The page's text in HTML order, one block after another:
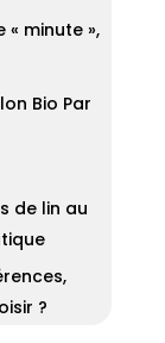
« minute »,
Bio Par
de lin au
?